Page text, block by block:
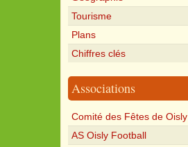
Tourisme
Plans
Chiffres clés
Associations
Comité des Fêtes de Oisly
AS Oisly Football